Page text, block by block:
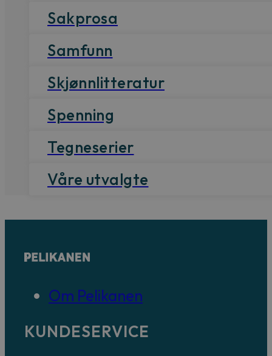
Sakprosa
Samfunn
Skjønnlitteratur
Spenning
Tegneserier
Våre utvalgte
Om Pelikanen
KUNDESERVICE